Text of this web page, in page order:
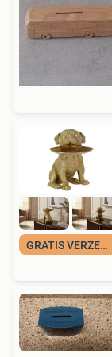
GRATIS VERZENDING